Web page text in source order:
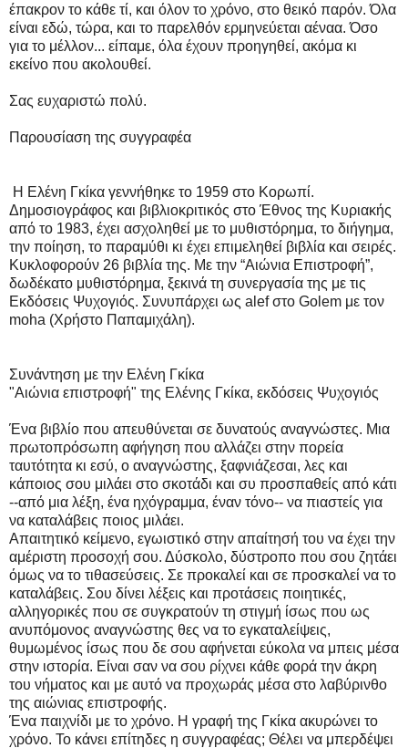
έπακρον το κάθε τί, και όλον το χρόνο, στο θεικό παρόν. Όλα
είναι εδώ, τώρα, και το παρελθόν ερμηνεύεται αέναα. Όσο
για το μέλλον... είπαμε, όλα έχουν προηγηθεί, ακόμα κι
εκείνο που ακολουθεί.
Σας ευχαριστώ πολύ.
Παρουσίαση της συγγραφέα
Η Ελένη Γκίκα γεννήθηκε το 1959 στο Κορωπί.
Δημοσιογράφος και βιβλιοκριτικός στο Έθνος της Κυριακής
από το 1983, έχει ασχοληθεί με το μυθιστόρημα, το διήγημα,
την ποίηση, το παραμύθι κι έχει επιμεληθεί βιβλία και σειρές.
Κυκλοφορούν 26 βιβλία της. Με την “Αιώνια Επιστροφή”,
δωδέκατο μυθιστόρημα, ξεκινά τη συνεργασία της με τις
Εκδόσεις Ψυχογιός. Συνυπάρχει ως alef στο Golem με τον
moha (Χρήστο Παπαμιχάλη).
Συνάντηση με την Ελένη Γκίκα
"Αιώνια επιστροφή" της Ελένης Γκίκα, εκδόσεις Ψυχογιός
Ένα βιβλίο που απευθύνεται σε δυνατούς αναγνώστες. Μια
πρωτοπρόσωπη αφήγηση που αλλάζει στην πορεία
ταυτότητα κι εσύ, ο αναγνώστης, ξαφνιάζεσαι, λες και
κάποιος σου μιλάει στο σκοτάδι και συ προσπαθείς από κάτι
--από μια λέξη, ένα ηχόγραμμα, έναν τόνο-- να πιαστείς για
να καταλάβεις ποιος μιλάει.
Απαιτητικό κείμενο, εγωιστικό στην απαίτησή του να έχει την
αμέριστη προσοχή σου. Δύσκολο, δύστροπο που σου ζητάει
όμως να το τιθασεύσεις. Σε προκαλεί και σε προσκαλεί να το
καταλάβεις. Σου δίνει λέξεις και προτάσεις ποιητικές,
αλληγορικές που σε συγκρατούν τη στιγμή ίσως που ως
ανυπόμονος αναγνώστης θες να το εγκαταλείψεις,
θυμωμένος ίσως που δε σου αφήνεται εύκολα να μπεις μέσα
στην ιστορία. Είναι σαν να σου ρίχνει κάθε φορά την άκρη
του νήματος και με αυτό να προχωράς μέσα στο λαβύρινθο
της αιώνιας επιστροφής.
Ένα παιχνίδι με το χρόνο. Η γραφή της Γκίκα ακυρώνει το
χρόνο. Το κάνει επίτηδες η συγγραφέας; Θέλει να μπερδέψει